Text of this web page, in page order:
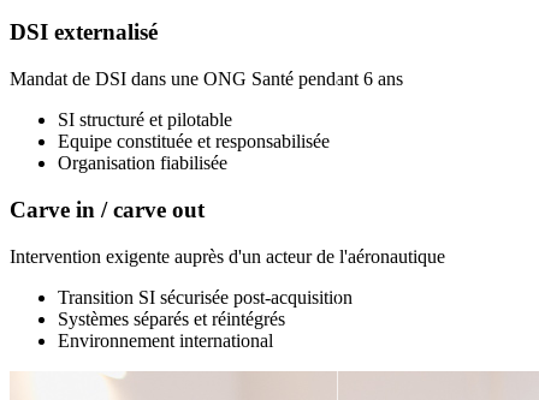
DSI externalisé
Mandat de DSI dans une ONG Santé pendant 6 ans
SI structuré et pilotable
Equipe constituée et responsabilisée
Organisation fiabilisée
Carve in / carve out
Intervention exigente auprès d'un acteur de l'aéronautique
Transition SI sécurisée post-acquisition
Systèmes séparés et réintégrés
Environnement international